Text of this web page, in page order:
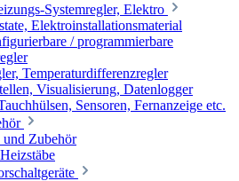
Systemregler, Elektro
Elektroinstallationsmaterial
/ programmierbare
Temperaturdifferenzregler
Visualisierung, Datenlogger
Sensoren, Fernanzeige etc.
und Zubehör